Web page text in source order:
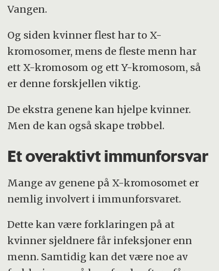
Vangen.
Og siden kvinner flest har to X-
kromosomer, mens de fleste menn har
ett X-kromosom og ett Y-kromosom, så
er denne forskjellen viktig.
De ekstra genene kan hjelpe kvinner.
Men de kan også skape trøbbel.
Et overaktivt immunforsvar
Mange av genene på X-kromosomet er
nemlig involvert i immunforsvaret.
Dette kan være forklaringen på at
kvinner sjeldnere får infeksjoner enn
menn. Samtidig kan det være noe av